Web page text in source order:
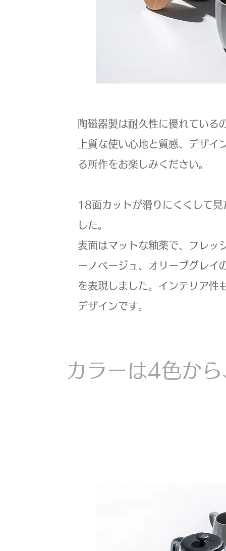
陶磁器製は耐久性に優れている
上質な使い心地と質感、デザ
る所作をお楽しみください。
18面カットが滑りにくくして
した。
表面はマットな釉薬で、フレッ
ーノベージュ、オリーブグレイ
を表現しました。インテリア性
デザインです。
カラーは4色か